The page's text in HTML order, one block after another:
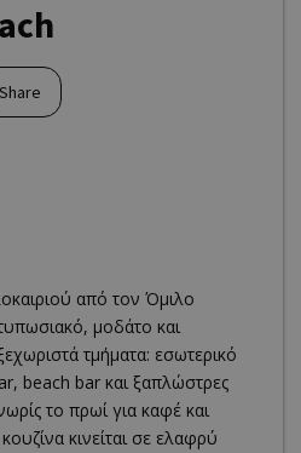
Share
από τον Όμιλο
μοδάτο και
τμήματα: εσωτερικό
beach bar και ξαπλώστρες
το πρωί για καφέ και
κινείται σε ελαφρύ